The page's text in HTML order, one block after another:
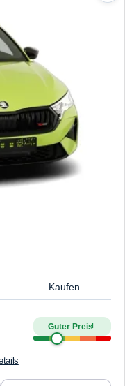
Kaufen
Guter Preis4